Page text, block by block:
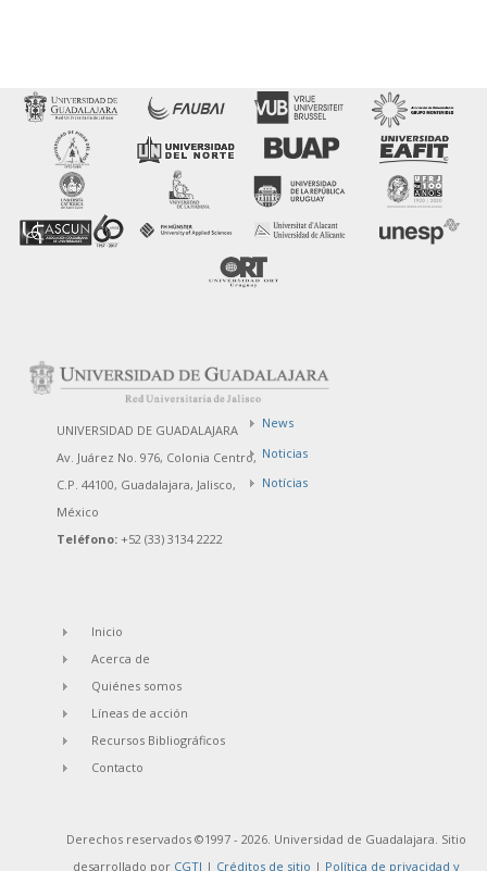
UNIVERSIDAD DE GUADALAJARA
Av. Juárez No. 976, Colonia Centro,
C.P. 44100, Guadalajara, Jalisco,
México
Teléfono: +52 (33) 3134 2222
News
Noticias
Notícias
Inicio
Acerca de
Quiénes somos
Líneas de acción
Recursos Bibliográficos
Contacto
Derechos reservados ©1997 - 2026. Universidad de Guadalajara. Sitio
desarrollado por CGTI | Créditos de sitio | Política de privacidad y